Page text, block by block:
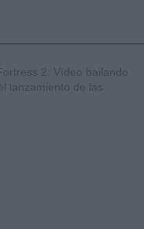
2: Vídeo bailando
lanzamiento de las